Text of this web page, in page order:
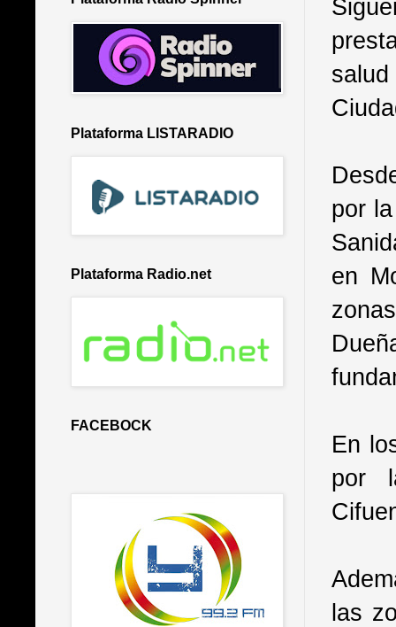
salud
por
en
En
por
las
Plataforma LISTARADIO
Plataforma Radio.net
FACEBOCK